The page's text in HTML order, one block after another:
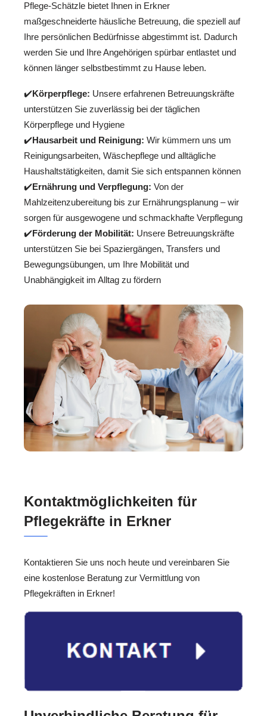
Pflege-Schätzle bietet Ihnen in Erkner
maßgeschneiderte häusliche Betreuung, die speziell auf
Ihre persönlichen Bedürfnisse abgestimmt ist. Dadurch
werden Sie und Ihre Angehörigen spürbar entlastet und
können länger selbstbestimmt zu Hause leben.
✔️Körperpflege: Unsere erfahrenen Betreuungskräfte
unterstützen Sie zuverlässig bei der täglichen
Körperpflege und Hygiene
✔️Hausarbeit und Reinigung: Wir kümmern uns um
Reinigungsarbeiten, Wäschepflege und alltägliche
Haushaltstätigkeiten, damit Sie sich entspannen können
✔️Ernährung und Verpflegung: Von der
Mahlzeitenzubereitung bis zur Ernährungsplanung – wir
sorgen für ausgewogene und schmackhafte Verpflegung
✔️Förderung der Mobilität: Unsere Betreuungskräfte
unterstützen Sie bei Spaziergängen, Transfers und
Bewegungsübungen, um Ihre Mobilität und
Unabhängigkeit im Alltag zu fördern
Kontaktmöglichkeiten für
Pflegekräfte in Erkner
Kontaktieren Sie uns noch heute und vereinbaren Sie
eine kostenlose Beratung zur Vermittlung von
Pflegekräften in Erkner!